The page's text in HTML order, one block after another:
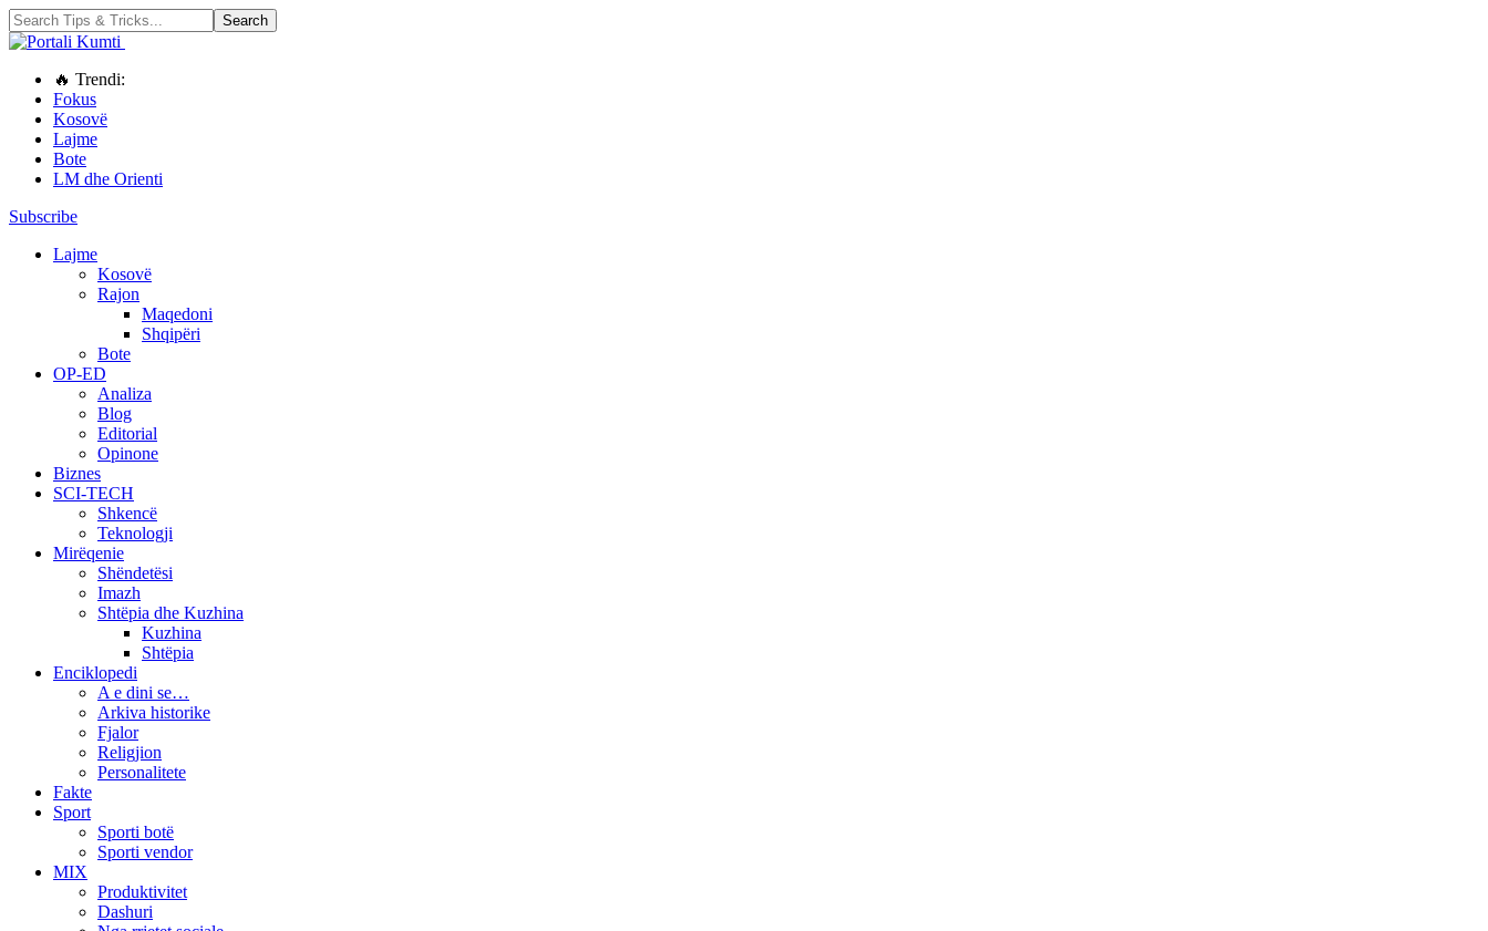
🔥 Trendi:
Fokus
Kosovë
Lajme
Bote
LM dhe Orienti
Subscribe
Lajme
Kosovë
Rajon
Maqedoni
Shqipëri
Bote
OP-ED
Analiza
Blog
Editorial
Opinone
Biznes
SCI-TECH
Shkencë
Teknologji
Mirëqenie
Shëndetësi
Imazh
Shtëpia dhe Kuzhina
Kuzhina
Shtëpia
Enciklopedi
A e dini se…
Arkiva historike
Fjalor
Religjion
Personalitete
Fakte
Sport
Sporti botë
Sporti vendor
MIX
Produktivitet
Dashuri